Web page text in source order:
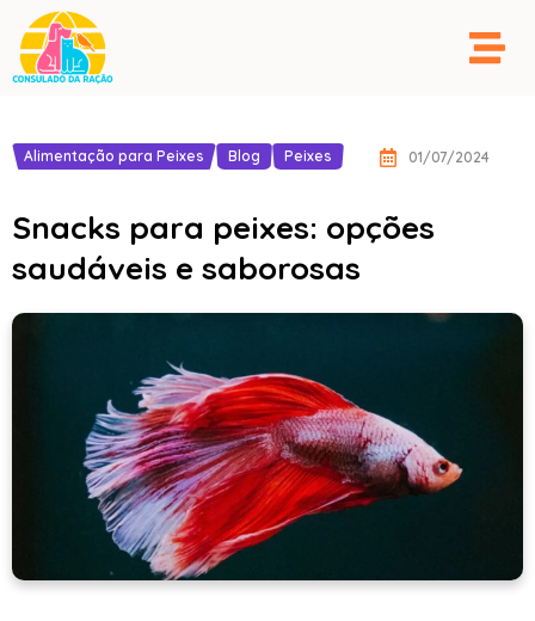
Alimentação para Peixes Blog Peixes 01/07/2024
Snacks para peixes: opções
saudáveis e saborosas